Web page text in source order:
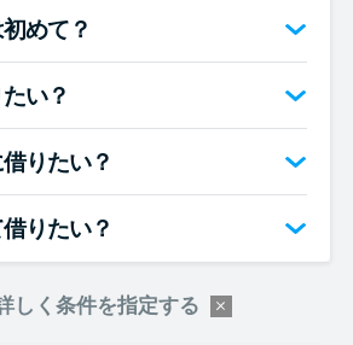
めて？
い？
りたい？
りたい？
しく条件を指定する